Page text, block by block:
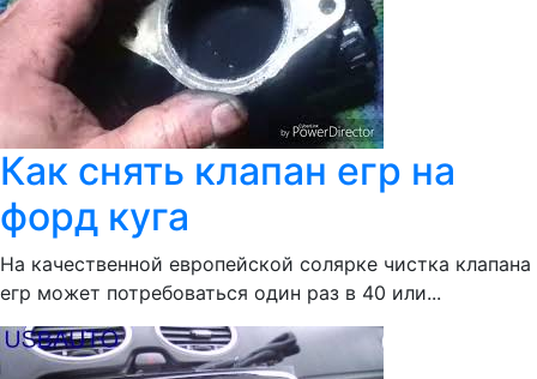
Как снять клапан егр на
форд куга
На качественной европейской солярке чистка клапана
егр может потребоваться один раз в 40 или...